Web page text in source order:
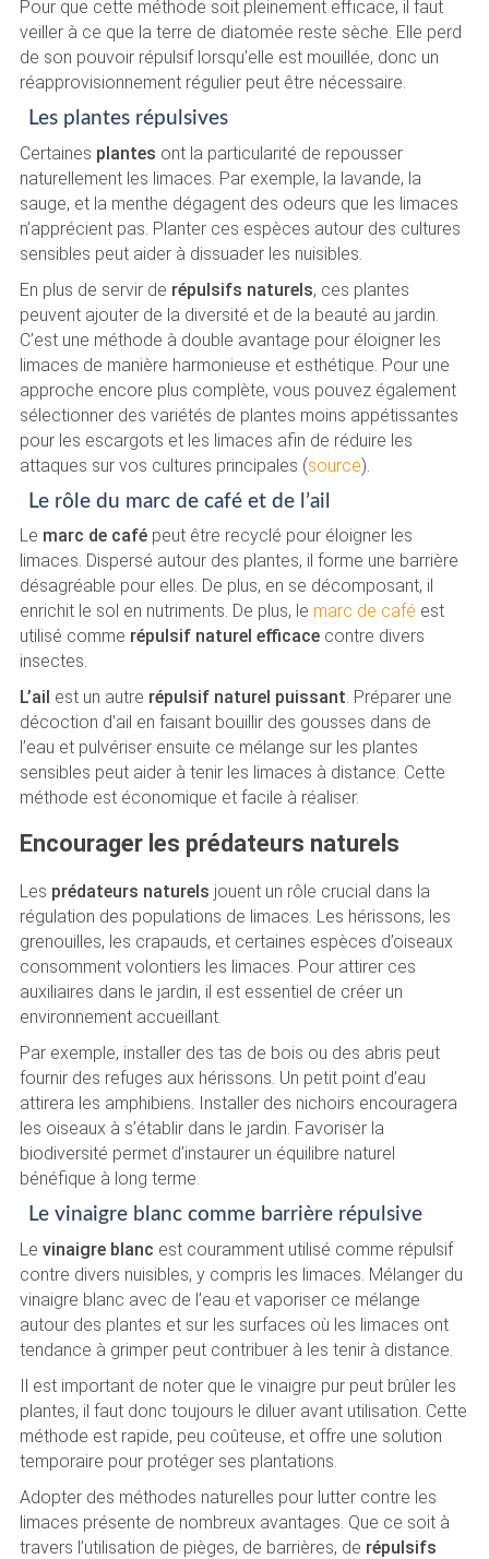
Pour que cette méthode soit pleinement efficace, il faut
veiller à ce que la terre de diatomée reste sèche. Elle perd
de son pouvoir répulsif lorsqu’elle est mouillée, donc un
réapprovisionnement régulier peut être nécessaire.
Les plantes répulsives
Certaines plantes ont la particularité de repousser
naturellement les limaces. Par exemple, la lavande, la
sauge, et la menthe dégagent des odeurs que les limaces
n’apprécient pas. Planter ces espèces autour des cultures
sensibles peut aider à dissuader les nuisibles.
En plus de servir de répulsifs naturels, ces plantes
peuvent ajouter de la diversité et de la beauté au jardin.
C’est une méthode à double avantage pour éloigner les
limaces de manière harmonieuse et esthétique. Pour une
approche encore plus complète, vous pouvez également
sélectionner des variétés de plantes moins appétissantes
pour les escargots et les limaces afin de réduire les
attaques sur vos cultures principales (source).
Le rôle du marc de café et de l’ail
Le marc de cafépeut être recyclé pour éloigner les
limaces. Dispersé autour des plantes, il forme une barrière
désagréable pour elles. De plus, en se décomposant, il
enrichit le sol en nutriments. De plus, le marc de café est
utilisé comme répulsif naturel efficacecontre divers
insectes.
L’ail est un autre répulsif naturel puissant. Préparer une
décoction d’ail en faisant bouillir des gousses dans de
l’eau et pulvériser ensuite ce mélange sur les plantes
sensibles peut aider à tenir les limaces à distance. Cette
méthode est économique et facile à réaliser.
Encourager les prédateurs naturels
Les prédateurs naturels jouent un rôle crucial dans la
régulation des populations de limaces. Les hérissons, les
grenouilles, les crapauds, et certaines espèces d’oiseaux
consomment volontiers les limaces. Pour attirer ces
auxiliaires dans le jardin, il est essentiel de créer un
environnement accueillant.
Par exemple, installer des tas de bois ou des abris peut
fournir des refuges aux hérissons. Un petit point d’eau
attirera les amphibiens. Installer des nichoirs encouragera
les oiseaux à s’établir dans le jardin. Favoriser la
biodiversité permet d’instaurer un équilibre naturel
bénéfique à long terme.
Le vinaigre blanc comme barrière répulsive
Le vinaigre blanc est couramment utilisé comme répulsif
contre divers nuisibles, y compris les limaces. Mélanger du
vinaigre blanc avec de l’eau et vaporiser ce mélange
autour des plantes et sur les surfaces où les limaces ont
tendance à grimper peut contribuer à les tenir à distance.
Il est important de noter que le vinaigre pur peut brûler les
plantes, il faut donc toujours le diluer avant utilisation. Cette
méthode est rapide, peu coûteuse, et offre une solution
temporaire pour protéger ses plantations.
Adopter des méthodes naturelles pour lutter contre les
limaces présente de nombreux avantages. Que ce soit à
travers l’utilisation de pièges, de barrières, de répulsifs